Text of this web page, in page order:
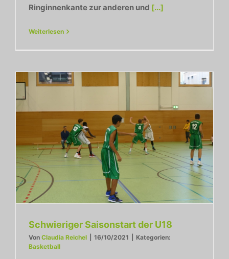
Ringinnenkante zur anderen und [...]
Weiterlesen
Schwieriger Saisonstart der U18
Von Claudia Reichel 16/10/2021
Kategorien:
Basketball